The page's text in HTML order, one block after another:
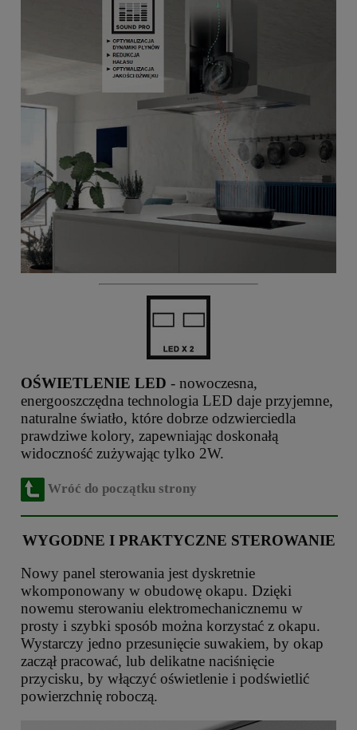
OŚWIETLENIE LED - nowoczesna,
energooszczędna technologia LED daje przyjemne,
naturalne światło, które dobrze odzwierciedla
prawdziwe kolory, zapewniając doskonałą
widoczność zużywając tylko 2W.
Wróć do początku strony
WYGODNE I PRAKTYCZNE STEROWANIE
Nowy panel sterowania jest dyskretnie
wkomponowany w obudowę okapu. Dzięki
nowemu sterowaniu elektromechanicznemu w
prosty i szybki sposób można korzystać z okapu.
Wystarczy jedno przesunięcie suwakiem, by okap
zaczął pracować, lub delikatne naciśnięcie
przycisku, by włączyć oświetlenie i podświetlić
powierzchnię roboczą.